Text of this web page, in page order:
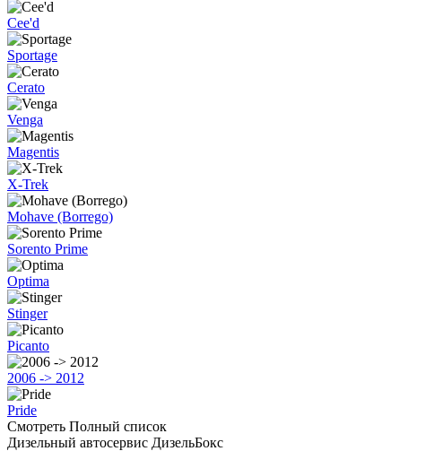
Cee'd
Sportage
Cerato
Venga
Magentis
X-Trek
Mohave (Borrego)
Sorento Prime
Optima
Stinger
Picanto
2006 -> 2012
Pride
Смотреть Полный список
Дизельный автосервис ДизельБокс